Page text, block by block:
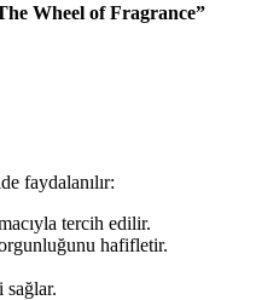
Wheel of Fragrance”
faydalanılır:
tercih edilir.
hafifletir.
sağlar.